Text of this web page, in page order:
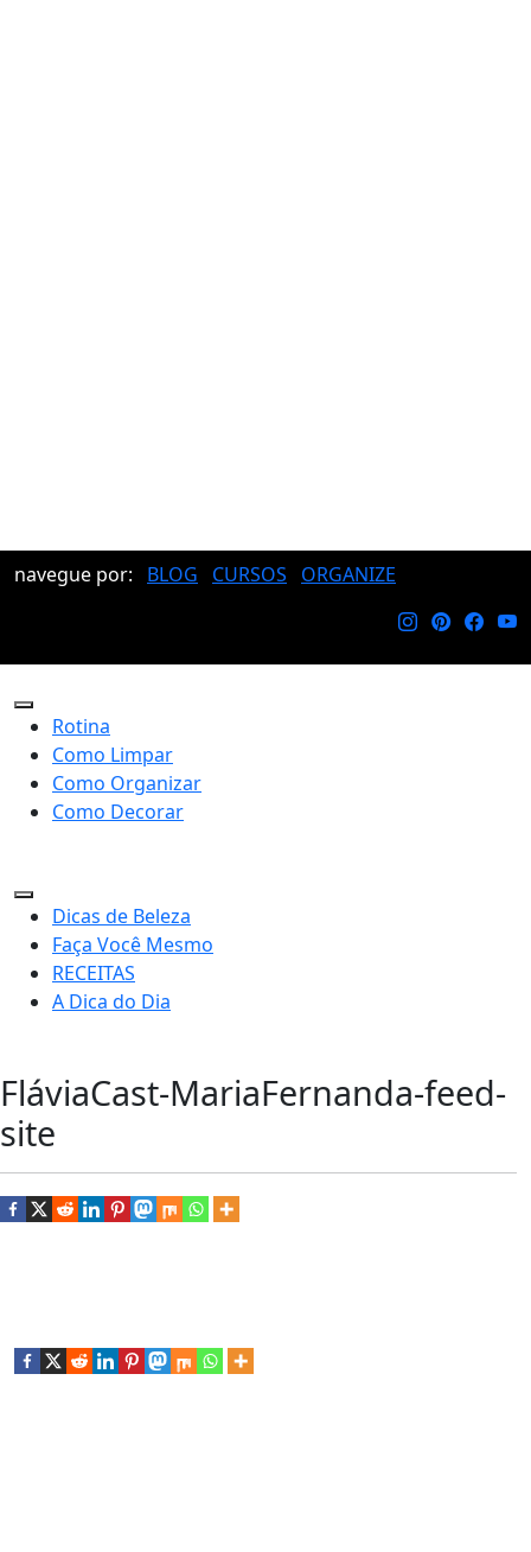
navegue por: BLOG CURSOS ORGANIZE
Rotina
Como Limpar
Como Organizar
Como Decorar
Dicas de Beleza
Faça Você Mesmo
RECEITAS
A Dica do Dia
FláviaCast-MariaFernanda-feed-
site